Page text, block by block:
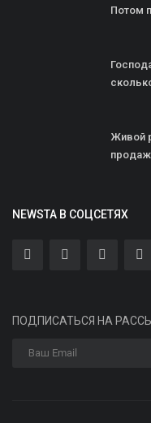
Потом
Живой
NEWSTA В СОЦСЕТЯХ
ПОДПИСАТЬСЯ НА